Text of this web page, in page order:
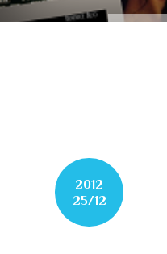
2012
25/12